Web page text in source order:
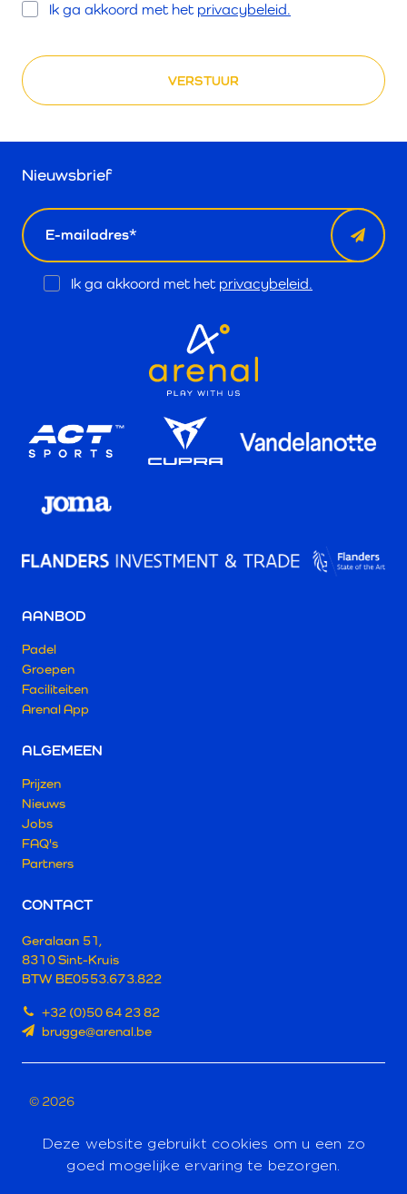
Deze website gebruikt cookies om u een zo
goed mogelijke ervaring te bezorgen.
Ik ga akkoord met het privacybeleid.
Nieuwsbrief
email
Opt
Ik ga akkoord met het privacybeleid.
AANBOD
Padel
Groepen
Faciliteiten
Arenal App
ALGEMEEN
Prijzen
Nieuws
Jobs
FAQ's
Partners
CONTACT
Geralaan 51,
8310 Sint-Kruis
BTW BE0553.673.822
+32 (0)50 64 23 82
brugge@arenal.be
© 2026
TERMS & CONDITIONS
CONQUERED BY HANNIBAL